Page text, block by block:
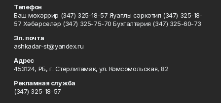
Телефон
Баш мөхәррир (347) 325-18-57 Яуаплы сәркәтип (347) 325-18-
57 Хәбәрселәр (347) 325-75-70 Бухгалтерия (347) 325-60-73
Эл. почта
ashkadar-st@yandex.ru
Адрес
453124, РБ, г. Стерлитамак, ул. Комсомольская, 82
Рекламная служба
(347) 325-18-57